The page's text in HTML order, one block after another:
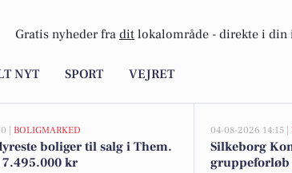
Gratis nyheder fra dit lokalområde - direkte i din
NYT SPORT VEJRET
| BOLIGMARKED
boliger til salg i Them.
kr
04-08-2026 14:15 |
Silkeborg
gruppeforløb